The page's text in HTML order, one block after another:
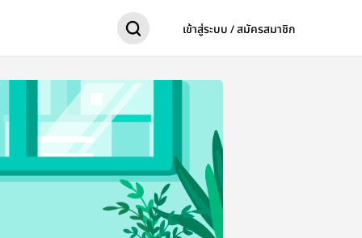
เข้าสู่ระบบ / สมัครสมาชิก